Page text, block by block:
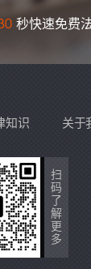
秒快速免费
知识 关于
扫
码
了
解
更
多